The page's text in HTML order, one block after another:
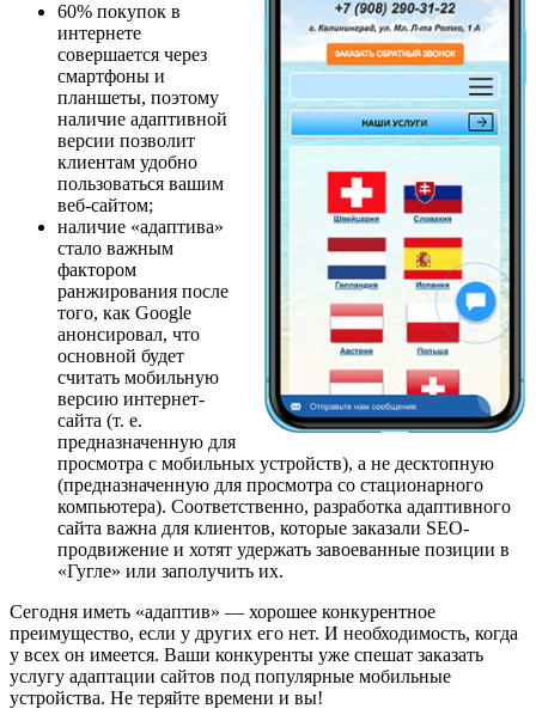
60% покупок в
интернете
совершается через
смартфоны и
планшеты, поэтому
наличие адаптивной
версии позволит
клиентам удобно
пользоваться вашим
веб-сайтом;
наличие «адаптива»
стало важным
фактором
ранжирования после
того, как Google
анонсировал, что
основной будет
считать мобильную
версию интернет-
сайта (т. е.
предназначенную для
просмотра с мобильных устройств), а не десктопную
(предназначенную для просмотра со стационарного
компьютера). Соответственно, разработка адаптивного
сайта важна для клиентов, которые заказали SEO-
продвижение и хотят удержать завоеванные позиции в
«Гугле» или заполучить их.
Сегодня иметь «адаптив» — хорошее конкурентное
преимущество, если у других его нет. И необходимость, когда
у всех он имеется. Ваши конкуренты уже спешат заказать
услугу адаптации сайтов под популярные мобильные
устройства. Не теряйте времени и вы!